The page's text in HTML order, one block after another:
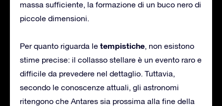
massa sufficiente, la formazione di un buco nero di
piccole dimensioni.
Per quanto riguarda le tempistiche, non esistono
stime precise: il collasso stellare è un evento raro e
difficile da prevedere nel dettaglio. Tuttavia,
secondo le conoscenze attuali, gli astronomi
ritengono che Antares sia prossima alla fine della